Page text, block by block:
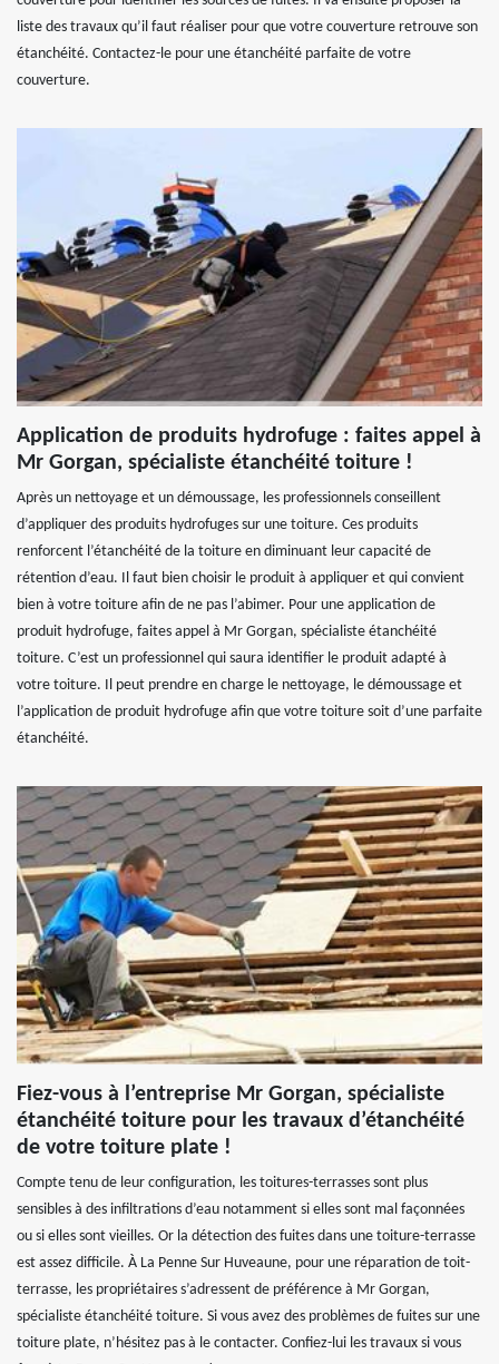
liste des travaux qu’il faut réaliser pour que votre couverture retrouve son
étanchéité. Contactez-le pour une étanchéité parfaite de votre
couverture.
Application de produits hydrofuge : faites appel à
Mr Gorgan, spécialiste étanchéité toiture !
Après un nettoyage et un démoussage, les professionnels conseillent
d’appliquer des produits hydrofuges sur une toiture. Ces produits
renforcent l’étanchéité de la toiture en diminuant leur capacité de
rétention d’eau. Il faut bien choisir le produit à appliquer et qui convient
bien à votre toiture afin de ne pas l’abimer. Pour une application de
produit hydrofuge, faites appel à Mr Gorgan, spécialiste étanchéité
toiture. C’est un professionnel qui saura identifier le produit adapté à
votre toiture. Il peut prendre en charge le nettoyage, le démoussage et
l’application de produit hydrofuge afin que votre toiture soit d’une parfaite
étanchéité.
Fiez-vous à l’entreprise Mr Gorgan, spécialiste
étanchéité toiture pour les travaux d’étanchéité
de votre toiture plate !
Compte tenu de leur configuration, les toitures-terrasses sont plus
sensibles à des infiltrations d’eau notamment si elles sont mal façonnées
ou si elles sont vieilles. Or la détection des fuites dans une toiture-terrasse
est assez difficile. À La Penne Sur Huveaune, pour une réparation de toit-
terrasse, les propriétaires s’adressent de préférence à Mr Gorgan,
spécialiste étanchéité toiture. Si vous avez des problèmes de fuites sur une
toiture plate, n’hésitez pas à le contacter. Confiez-lui les travaux si vous